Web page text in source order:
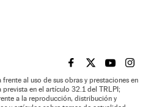
EL PAÍS BRASIL EN
EL PAÍSEL PAÍS
EL
al uso de sus obras y prestaciones en
en el artículo 32.1 del TRLPI;
a la reproducción, distribución y